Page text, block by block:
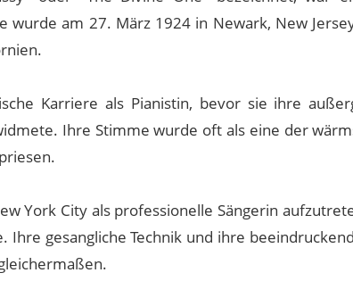
wurde am 27. März 1924 in Newark, New
Karriere als Pianistin, bevor sie ihre
Ihre Stimme wurde oft als eine der
York City als professionelle Sängerin
Ihre gesangliche Technik und ihre